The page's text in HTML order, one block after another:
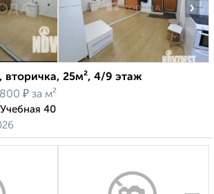
›
вторичка, 25м², 4/9 этаж
₽ за м²
40